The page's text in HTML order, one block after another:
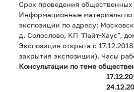
Срок проведения
Информационные материалы по
экспозиции по адресу:
д. Солослово, КП "Лайт-Хаус",
Экспозиция открыта с
закрытия экспозиции). Часы
Консультации по теме
17.12.2018 – с
24.12.2018 – с